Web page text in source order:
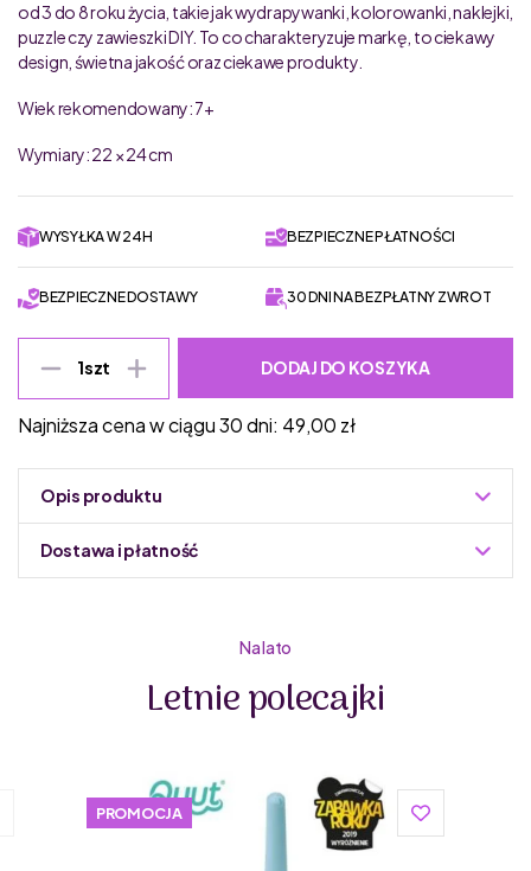
od 3 do 8 roku życia, takie jak wydrapywanki, kolorowanki, naklejki,
puzzle czy zawieszki DIY. To co charakteryzuje markę, to ciekawy
design, świetna jakość oraz ciekawe produkty.
Wiek rekomendowany: 7+
Wymiary: 22 × 24 cm
WYSYŁKA W 24H BEZPIECZNE PŁATNOŚCI
BEZPIECZNE DOSTAWY 30 DNI NA BEZPŁATNY ZWROT
1szt DODAJ DO KOSZYKA
Najniższa cena w ciągu 30 dni: 49,00 zł
Opis produktu
Dostawa i płatność
Na lato
Letnie polecajki
PROMOCJA